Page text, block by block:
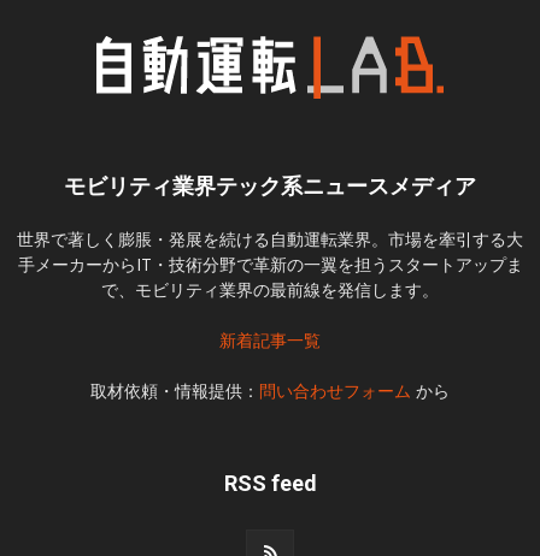
モビリティ業界テック系ニュースメディア
世界で著しく膨脹・発展を続ける自動運転業界。市場を牽引する大
手メーカーからIT・技術分野で革新の一翼を担うスタートアップま
で、モビリティ業界の最前線を発信します。
新着記事一覧
取材依頼・情報提供： 問い合わせフォーム から
RSS feed